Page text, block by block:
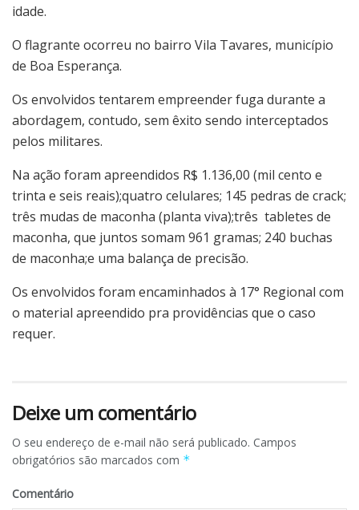
idade.
O flagrante ocorreu no bairro Vila Tavares, município
de Boa Esperança.
Os envolvidos tentarem empreender fuga durante a
abordagem, contudo, sem êxito sendo interceptados
pelos militares.
Na ação foram apreendidos R$ 1.136,00 (mil cento e
trinta e seis reais);quatro celulares; 145 pedras de crack;
três mudas de maconha (planta viva);três tabletes de
maconha, que juntos somam 961 gramas; 240 buchas
de maconha;e uma balança de precisão.
Os envolvidos foram encaminhados à 17° Regional com
o material apreendido pra providências que o caso
requer.
Deixe um comentário
O seu endereço de e-mail não será publicado. Campos
obrigatórios são marcados com *
Comentário